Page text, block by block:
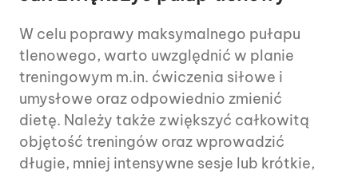
W celu poprawy maksymalnego pułapu
tlenowego, warto uwzględnić w planie
treningowym m.in. ćwiczenia siłowe i
umysłowe oraz odpowiednio zmienić
dietę. Należy także zwiększyć całkowitą
objętość treningów oraz wprowadzić
długie, mniej intensywne sesje lub krótkie,